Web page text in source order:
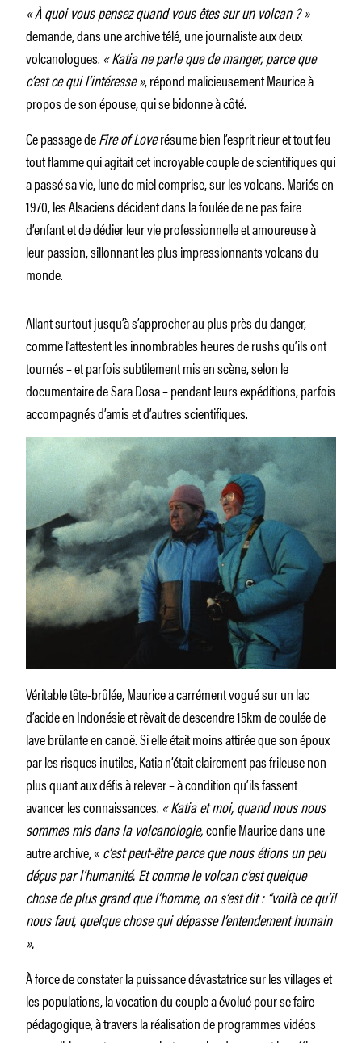
« À quoi vous pensez quand vous êtes sur un volcan ? »
demande, dans une archive télé, une journaliste aux deux
volcanologues. « Katia ne parle que de manger, parce que
c’est ce qui l’intéresse », répond malicieusement Maurice à
propos de son épouse, qui se bidonne à côté.
Ce passage deFire of Loverésume bien l’esprit rieur et tout feu
tout flamme qui agitait cet incroyable couple de scientifiques qui
a passé sa vie, lune de miel comprise, sur les volcans. Mariés en
1970, les Alsaciens décident dans la foulée de ne pas faire
d’enfant et de dédier leur vie professionnelle et amoureuse à
leur passion, sillonnant les plus impressionnants volcans du
monde.
Allant surtout jusqu’à s’approcher au plus près du danger,
comme l’attestent les innombrables heures de rushs qu’ils ont
tournés – et parfois subtilement mis en scène, selon le
documentaire de Sara Dosa – pendant leurs expéditions, parfois
accompagnés d’amis et d’autres scientifiques.
Véritable tête-brûlée, Maurice a carrément vogué sur un lac
d’acide en Indonésie et rêvait de descendre 15km de coulée de
lave brûlante en canoë. Si elle était moins attirée que son époux
par les risques inutiles, Katia n’était clairement pas frileuse non
plus quant aux défis à relever – à condition qu’ils fassent
avancer les connaissances. « Katia et moi, quand nous nous
sommes mis dans la volcanologie,confie Maurice dans une
autre archive, «c’est peut-être parce que nous étions un peu
déçus par l’humanité. Et comme le volcan c’est quelque
chose de plus grand que l’homme, on s’est dit : “voilà ce qu’il
nous faut, quelque chose qui dépasse l’entendement humain
».
À force de constater la puissance dévastatrice sur les villages et
les populations, la vocation du couple a évolué pour se faire
pédagogique, à travers la réalisation de programmes vidéos